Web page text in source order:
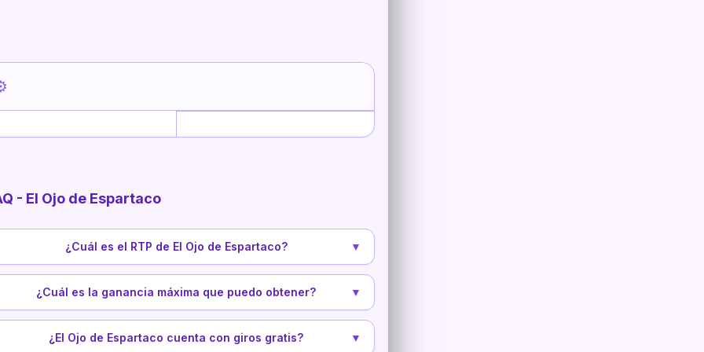
- El Ojo de Espartaco
¿Cuál es el RTP de El Ojo de Espartaco? ▼
¿Cuál es la ganancia máxima que puedo obtener? ▼
¿El Ojo de Espartaco cuenta con giros gratis? ▼